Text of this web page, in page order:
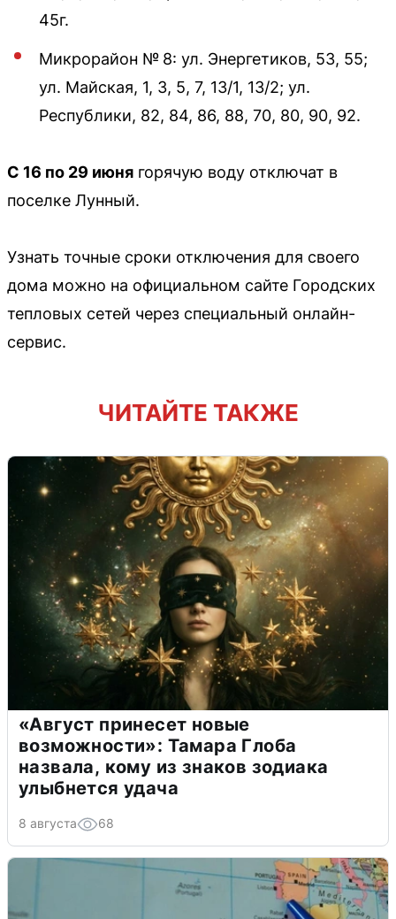
45г.
Микрорайон № 8: ул. Энергетиков, 53, 55;
ул. Майская, 1, 3, 5, 7, 13/1, 13/2; ул.
Республики, 82, 84, 86, 88, 70, 80, 90, 92.
С 16 по 29 июня горячую воду отключат в
поселке Лунный.
Узнать точные сроки отключения для своего
дома можно на официальном сайте Городских
тепловых сетей через специальный онлайн-
сервис.
ЧИТАЙТЕ ТАКЖЕ
«Август принесет новые
возможности»: Тамара Глоба
назвала, кому из знаков зодиака
улыбнется удача
8 августа 68